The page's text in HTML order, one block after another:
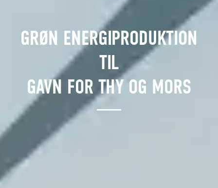
GRØN ENERGIPRODUKTION
TIL
GAVN FOR THY OG MORS